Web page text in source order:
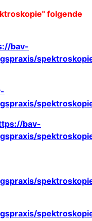
folgende
bav-
bav-